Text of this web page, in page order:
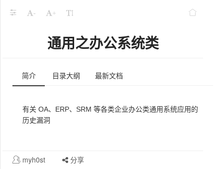
- +
通用之办公系统类
简介 目录大纲 最新文档
有关 OA、ERP、SRM 等各类企业办公类通用系统应用的
历史漏洞
myh0st 分享